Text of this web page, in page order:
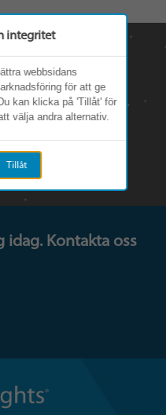
idag. Kontakta oss
integritet
webbsidans
för att ge
kan klicka på 'Tillåt' för
välja andra alternativ.
Tillåt